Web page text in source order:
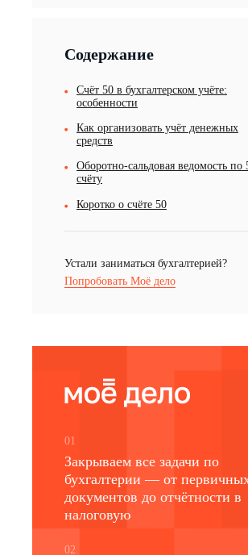
Содержание
Счёт 50 в бухгалтерском учёте:
особенности
Как организовать учёт денежных
средств
Оборотно-сальдовая ведомость по
счёту
Коротко о счёте 50
Устали заниматься бухгалтерией?
Попробовать Моё дело
01
Закрываем все задачи по
бухгалтерии — от
документов до отчётности в
налоговую
02